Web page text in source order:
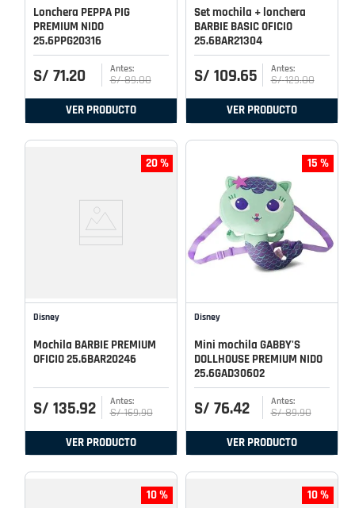
Lonchera PEPPA PIG
PREMIUM NIDO
25.6PPG20316
S/ 71.20 S/ 89.00
VER PRODUCTO
Set mochila + lonchera
BARBIE BASIC OFICIO
25.6BAR21304
S/ 109.65 S/ 129.00
VER PRODUCTO
20 %
Disney
Mochila BARBIE PREMIUM
OFICIO 25.6BAR20246
S/ 135.92 S/ 169.90
VER PRODUCTO
15 %
Disney
Mini mochila GABBY'S
DOLLHOUSE PREMIUM NIDO
25.6GAD30602
S/ 76.42 S/ 89.90
VER PRODUCTO
10 % 10 %